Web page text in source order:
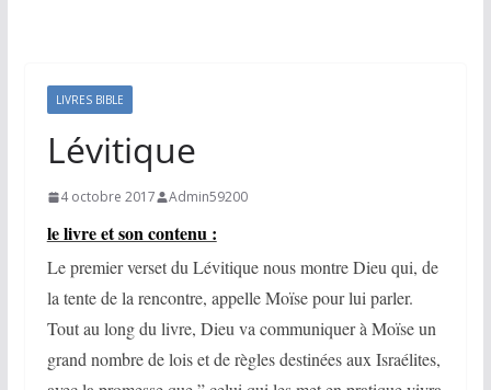
LIVRES BIBLE
Lévitique
4 octobre 2017 Admin59200
le livre et son contenu :
Le premier verset du Lévitique nous montre Dieu qui, de
la tente de la rencontre, appelle Moïse pour lui parler.
Tout au long du livre, Dieu va communiquer à Moïse un
grand nombre de lois et de règles destinées aux Israélites,